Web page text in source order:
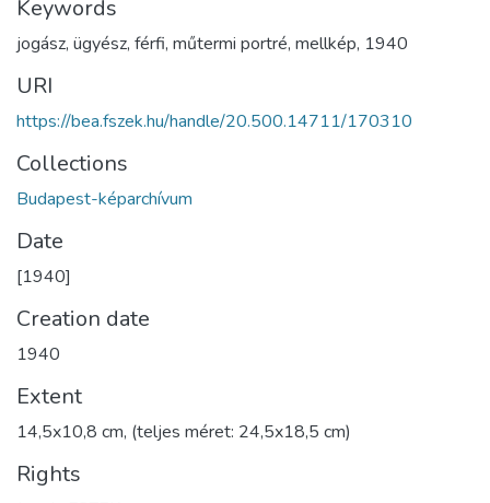
Keywords
jogász, ügyész, férfi, műtermi portré, mellkép, 1940
URI
https://bea.fszek.hu/handle/20.500.14711/170310
Collections
Budapest-képarchívum
Date
[1940]
Creation date
1940
Extent
14,5x10,8 cm, (teljes méret: 24,5x18,5 cm)
Rights